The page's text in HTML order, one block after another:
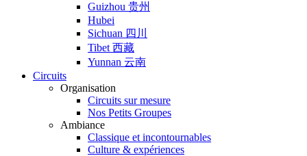
Guizhou 贵州
Hubei
Sichuan 四川
Tibet 西藏
Yunnan 云南
Circuits
Organisation
Circuits sur mesure
Nos Petits Groupes
Ambiance
Classique et incontournables
Culture & expériences